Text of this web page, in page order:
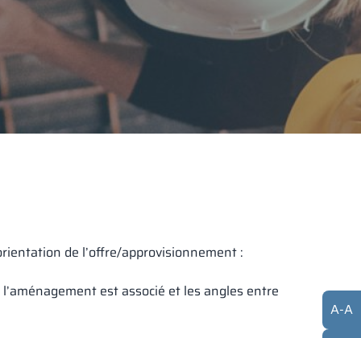
de l’offre/approvisionnement :
est associé et les angles entre
A-A